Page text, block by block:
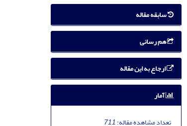
سابقه مقاله
هم رسانی
ارجاع به این مقاله
آمار
تعداد مشاهده مقاله:711